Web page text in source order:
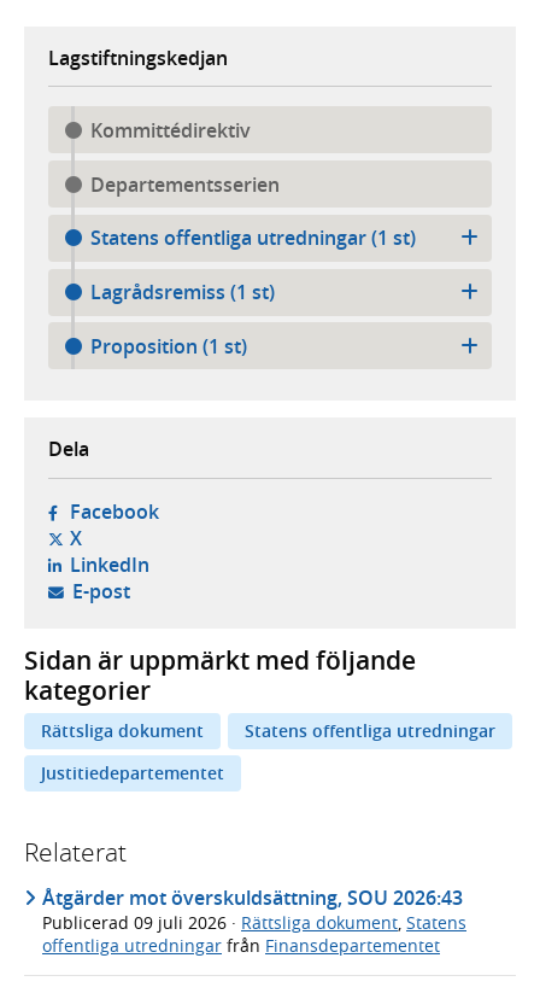
Lagstiftningskedjan
Kommittédirektiv
Departementsserien
Statens offentliga utredningar (1 st)
Lagrådsremiss (1 st)
Proposition (1 st)
Dela
Facebook- öppnas i ny flik, extern webbplats,
X- öppnas i ny flik, extern webbplats,
LinkedIn- öppnas i ny flik, extern webbplats,
E-post- öppnar din e-postklient,
Sidan är uppmärkt med följande
kategorier
Rättsliga dokument
Statens offentliga utredningar
Justitiedepartementet
Relaterat
Åtgärder mot överskuldsättning, SOU 2026:43
Publicerad 09 juli 2026 · Rättsliga dokument Statens
offentliga utredningar från Finansdepartementet